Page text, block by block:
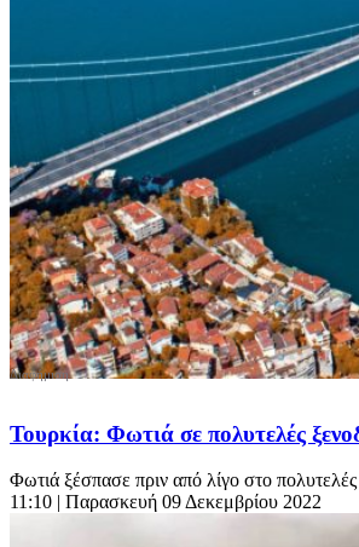
Τουρκία: Φωτιά σε πολυτελές
Φωτιά ξέσπασε πριν από λίγο στο
11:10 | Παρασκευή 09 Δεκεμβρίου 2022